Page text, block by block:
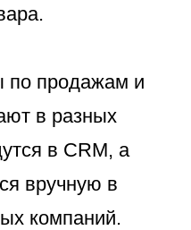
по продажам и
в разных
в CRM, а
вручную в
компаний.